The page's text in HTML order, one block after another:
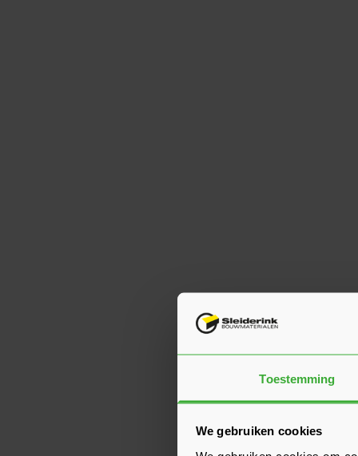
Toestemming
We gebruiken cookies